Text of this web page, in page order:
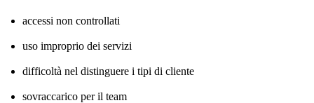
accessi non controllati
uso improprio dei servizi
difficoltà nel distinguere i tipi di cliente
sovraccarico per il team